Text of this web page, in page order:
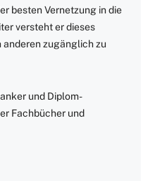
besten Vernetzung in die
versteht er dieses
zugänglich zu
und Diplom-
Fachbücher und